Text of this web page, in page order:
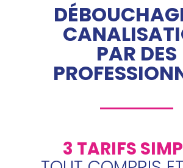
PAR DES
3 TARIFS